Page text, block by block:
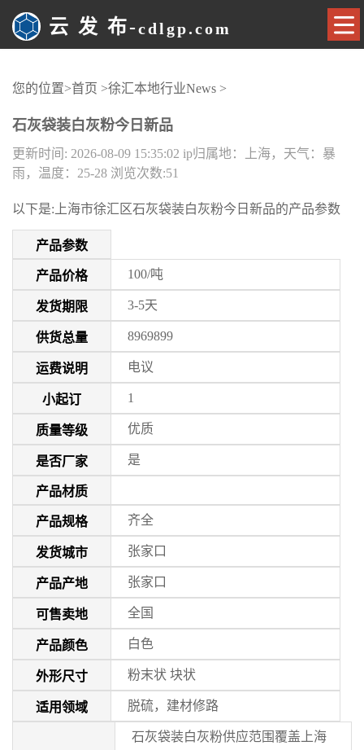
云 发 布-cdlgp.com
您的位置>首页 >徐汇本地行业News >
石灰袋装白灰粉今日新品
更新时间: 2026-08-09 15:35:02 ip归属地：上海，天气：暴
雨，温度：25-28 浏览次数:51
以下是:上海市徐汇区石灰袋装白灰粉今日新品的产品参数
产品参数
产品价格 100/吨
发货期限 3-5天
供货总量 8969899
运费说明 电议
小起订 1
质量等级 优质
是否厂家 是
产品材质
产品规格 齐全
发货城市 张家口
产品产地 张家口
可售卖地 全国
产品颜色 白色
外形尺寸 粉末状 块状
适用领域 脱硫，建材修路
石灰袋装白灰粉供应范围覆盖 上海